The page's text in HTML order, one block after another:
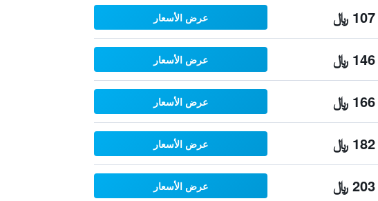
107 ﷼ عرض الأسعار
146 ﷼ عرض الأسعار
166 ﷼ عرض الأسعار
182 ﷼ عرض الأسعار
203 ﷼ عرض الأسعار